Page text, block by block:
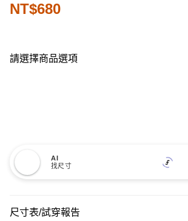
NT$680
請選擇商品選項
AI
找尺寸
尺寸表/試穿報告